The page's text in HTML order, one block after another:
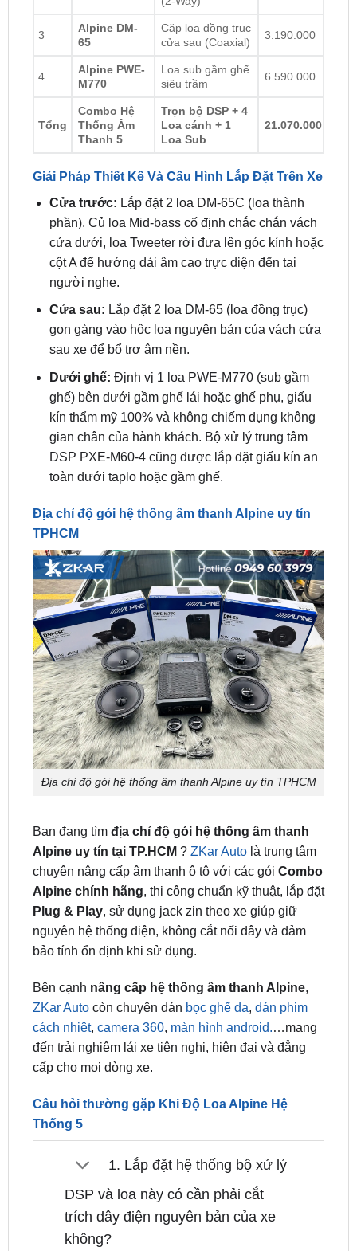
4
Alpine PWE-
M770
Loa sub gầm ghế
siêu trầm
6.590.000
Tổng
Combo Hệ
Thống Âm
Trọn bộ DSP + 4
Loa cánh + 1
21.070.000
Giải Pháp Thiết Kế Và Cấu Hình Lắp Đặt Trên Xe
phần). Củ loa Mid-bass cố định chắc chắn vách
cửa dưới, loa Tweeter rời đưa lên góc kính hoặc
cột A để hướng dải âm cao trực diện đến tai
người nghe.
Cửa sau:Lắp đặt 2 loa DM-65 (loa đồng trục)
gọn gàng vào hộc loa nguyên bản của vách cửa
sau xe để bổ trợ âm nền.
Dưới ghế:Định vị 1 loa PWE-M770 (sub gầm
ghế) bên dưới gầm ghế lái hoặc ghế phụ, giấu
kín thẩm mỹ 100% và không chiếm dụng không
gian chân của hành khách. Bộ xử lý trung tâm
DSP PXE-M60-4 cũng được lắp đặt giấu kín an
toàn dưới taplo hoặc gầm ghế.
Địa chỉ độ gói hệ thống âm thanh Alpine uy tín
Địa chỉ độ gói hệ thống âm thanh Alpine uy tín TPHCM
Bạn đang tìm địa chỉ độ gói hệ thống âm thanh
chuyên nâng cấp âm thanh ô tô với các góiCombo
Alpine chính hãng, thi công chuẩn kỹ thuật, lắp đặt
Plug & Play, sử dụng jack zin theo xe giúp giữ
nguyên hệ thống điện, không cắt nối dây và đảm
bảo tính ổn định khi sử dụng.
Bên cạnhnâng cấp hệ thống âm thanh Alpine
cách nhiệt ,camera 360,màn hình android.…mang
đến trải nghiệm lái xe tiện nghi, hiện đại và đẳng
cấp cho mọi dòng xe.
Câu hỏi thường gặp Khi Độ Loa Alpine Hệ
trích dây điện nguyên bản của xe
không?
2. Thời gian lắp đặt và cân